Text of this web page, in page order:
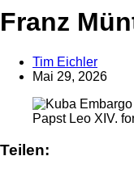
Franz
Tim Eichler
Mai 29, 2026
Papst Leo XIV.
Teilen: